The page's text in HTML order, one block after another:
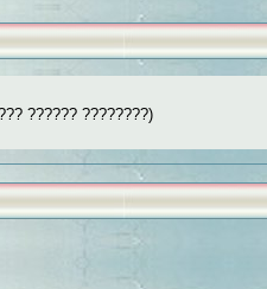
?????? ????????)